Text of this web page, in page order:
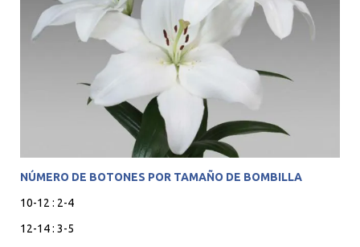
NÚMERO DE BOTONES POR TAMAÑO DE BOMBILLA
10-12 : 2-4
12-14 : 3-5